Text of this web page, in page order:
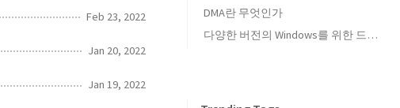
Feb 23, 2022
Jan 20, 2022
Jan 19, 2022
DMA란 무엇인가
다양한 버전의 Windows를 위한 드라이버 작성